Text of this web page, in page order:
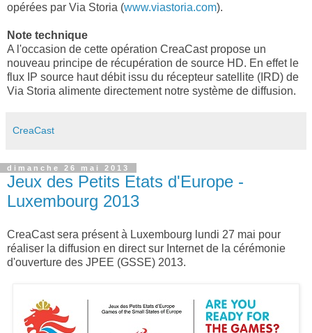
opérées par Via Storia (www.viastoria.com).
Note technique
A l'occasion de cette opération CreaCast propose un
nouveau principe de récupération de source HD. En effet le
flux IP source haut débit issu du récepteur satellite (IRD) de
Via Storia alimente directement notre système de diffusion.
CreaCast
dimanche 26 mai 2013
Jeux des Petits Etats d'Europe -
Luxembourg 2013
CreaCast sera présent à Luxembourg lundi 27 mai pour
réaliser la diffusion en direct sur Internet de la cérémonie
d'ouverture des JPEE (GSSE) 2013.